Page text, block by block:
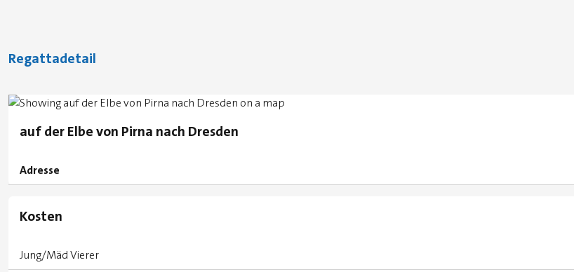
Regattadetail
auf der Elbe von Pirna nach Dresden
Adresse
Kosten
Jung/Mäd Vierer